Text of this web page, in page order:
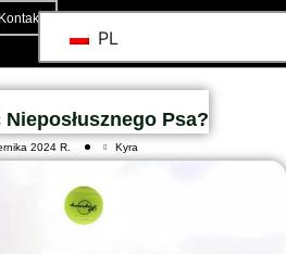
Kontakt
PL
Psa?
2024 R. Kyra